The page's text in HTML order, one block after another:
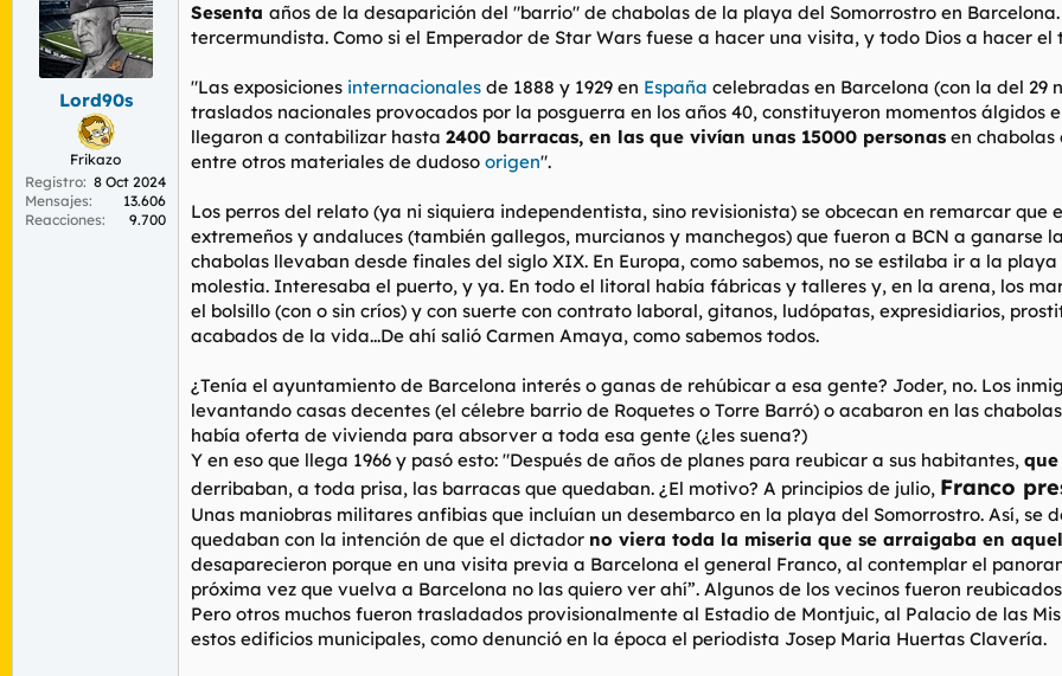
Lord90s
Frikazo
Registro 8 Oct 2024
Mensajes
13.606
Reacciones
9.700
Sesenta años de la desaparición del "barrio" de chabolas de la playa del Somorrostro en
tercermundista. Como si el Emperador de Star Wars fuese a hacer una visita, y todo Dios a hacer
"Las exposiciones internacionales de 1888 y 1929 en España celebradas en Barcelona (con la del 29
traslados nacionales provocados por la posguerra en los años 40, constituyeron momentos álgidos
llegaron a contabilizar hasta 2400 barracas, en las que vivían unas 15000 personas en chabolas
entre otros materiales de dudoso origen".
Los perros del relato (ya ni siquiera independentista, sino revisionista) se obcecan en remarcar
extremeños y andaluces (también gallegos, murcianos y manchegos) que fueron a BCN a ganarse
chabolas llevaban desde finales del siglo XIX. En Europa, como sabemos, no se estilaba ir a la
molestia. Interesaba el puerto, y ya. En todo el litoral había fábricas y talleres y, en la arena, los
el bolsillo (con o sin críos) y con suerte con contrato laboral, gitanos, ludópatas, expresidiarios,
acabados de la vida...De ahí salió Carmen Amaya, como sabemos todos.
¿Tenía el ayuntamiento de Barcelona interés o ganas de rehúbicar a esa gente? Joder, no. Los
levantando casas decentes (el célebre barrio de Roquetes o Torre Barró) o acabaron en las
había oferta de vivienda para absorver a toda esa gente (¿les suena?)
Y en eso que llega 1966 y pasó esto: "Después de años de planes para reubicar a sus habitantes,
derribaban, a toda prisa, las barracas que quedaban. ¿El motivo? A principios de julio, Franco
Unas maniobras militares anfibias que incluían un desembarco en la playa del Somorrostro. Así, se
quedaban con la intención de que el dictador no viera toda la miseria que se arraigaba en
desaparecieron porque en una visita previa a Barcelona el general Franco, al contemplar el
próxima vez que vuelva a Barcelona no las quiero ver ahí”. Algunos de los vecinos fueron
Pero otros muchos fueron trasladados provisionalmente al Estadio de Montjuic, al Palacio de las
estos edificios municipales, como denunció en la época el periodista Josep Maria Huertas Clavería.